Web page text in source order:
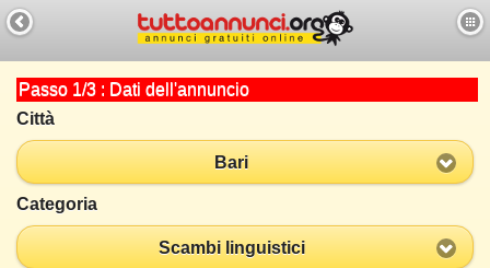
Passo 1/3 : Dati dell'annuncio
Città
Bari
Categoria
Scambi linguistici